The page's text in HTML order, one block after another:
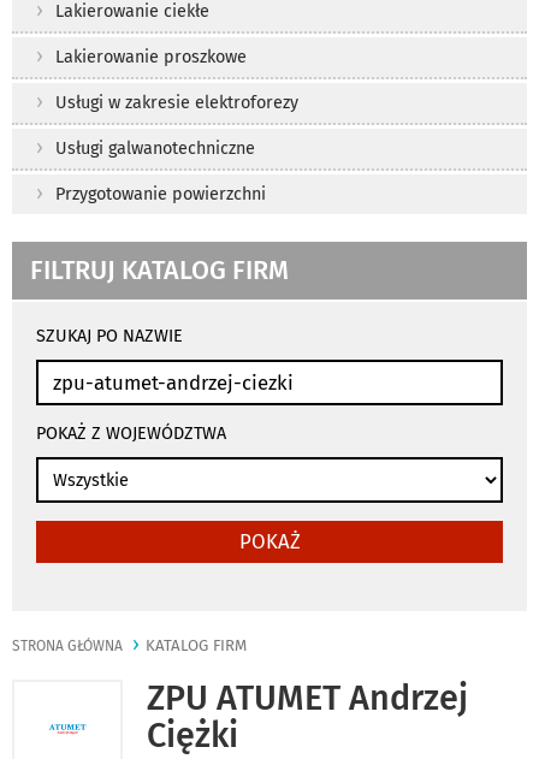
Lakierowanie ciekłe
Lakierowanie proszkowe
Usługi w zakresie elektroforezy
Usługi galwanotechniczne
Przygotowanie powierzchni
FILTRUJ KATALOG FIRM
wyszukiwania
automatycznie
SZUKAJ PO NAZWIE
POKAŻ Z WOJEWÓDZTWA
POKAŻ
STRONA GŁÓWNA KATALOG FIRM
ZPU ATUMET Andrzej
Ciężki